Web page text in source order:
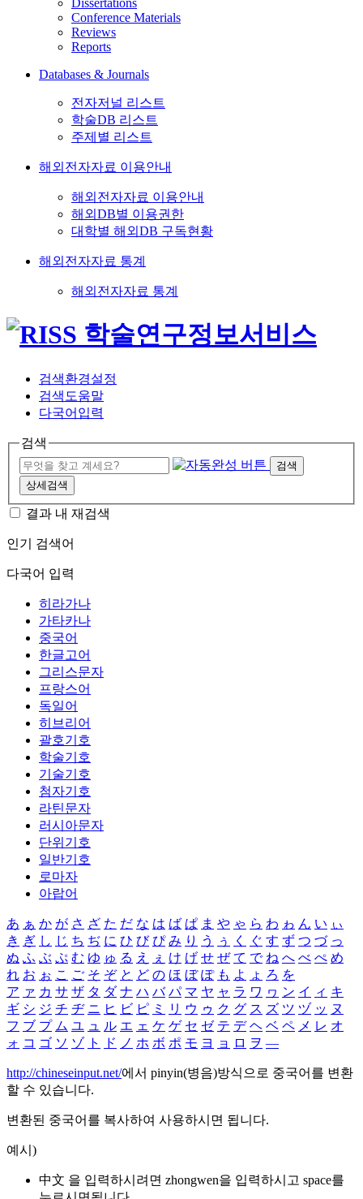
Dissertations
Conference Materials
Reviews
Reports
Databases & Journals
전자저널 리스트
학술DB 리스트
주제별 리스트
해외전자자료 이용안내
해외전자자료 이용안내
해외DB별 이용권한
대학별 해외DB 구독현황
해외전자자료 통계
해외전자자료 통계
검색환경설정
검색도움말
다국어입력
검색
검색
상세검색
결과 내 재검색
인기 검색어
다국어 입력
히라가나
가타카나
중국어
한글고어
그리스문자
프랑스어
독일어
히브리어
괄호기호
학술기호
기술기호
첨자기호
라틴문자
러시아문자
단위기호
일반기호
로마자
아랍어
あ ぁ か が さ ざ た だ な は ば ぱ ま や ゃ ら わ ゎ ん い ぃ
き ぎ し じ ち ぢ に ひ び ぴ み り う ぅ く ぐ す ず つ づ っ
ぬ ふ ぶ ぷ む ゆ ゅ る え ぇ け げ せ ぜ て で ね へ べ ぺ め
れ お ぉ こ ご そ ぞ と ど の ほ ぼ ぽ も よ ょ ろ を
ア ァ カ サ ザ タ ダ ナ ハ バ パ マ ヤ ャ ラ ワ ヮ ン イ ィ キ
ギ シ ジ チ ヂ ニ ヒ ビ ピ ミ リ ウ ゥ ク グ ス ズ ツ ヅ ッ ヌ
フ ブ プ ム ユ ュ ル エ ェ ケ ゲ セ ゼ テ デ ヘ ベ ペ メ レ オ
ォ コ ゴ ソ ゾ ト ド ノ ホ ボ ポ モ ヨ ョ ロ ヲ ―
http://chineseinput.net/에서 pinyin(병음)방식으로 중국어를 변환
할 수 있습니다.
변환된 중국어를 복사하여 사용하시면 됩니다.
예시)
中文 을 입력하시려면 zhongwen을 입력하시고 space를